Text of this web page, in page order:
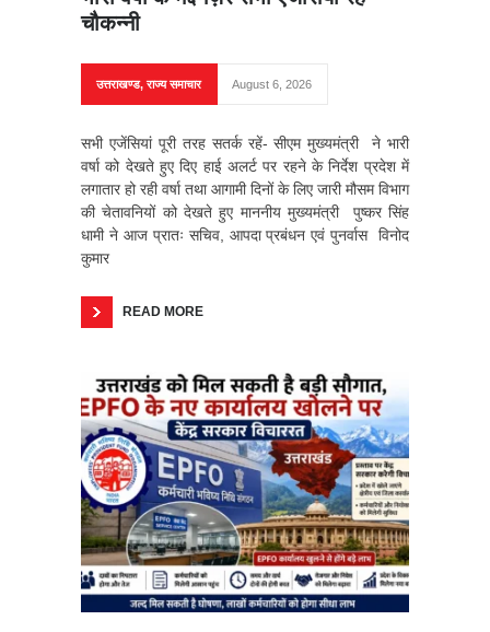
चौकन्नी
उत्तराखण्ड,राज्य समाचार August 6, 2026
सभी एजेंसियां पूरी तरह सतर्क रहें- सीएम मुख्यमंत्री ने भारी
वर्षा को देखते हुए दिए हाई अलर्ट पर रहने के निर्देश प्रदेश में
लगातार हो रही वर्षा तथा आगामी दिनों के लिए जारी मौसम विभाग
की चेतावनियों को देखते हुए माननीय मुख्यमंत्री पुष्कर सिंह
धामी ने आज प्रातः सचिव, आपदा प्रबंधन एवं पुनर्वास विनोद
कुमार
READ MORE